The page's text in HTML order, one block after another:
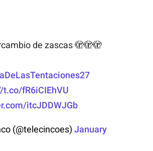
de zascas 🫣🫣🫣
fR6iCIEhVU
itcJDDWJGb
(@telecincoes) January